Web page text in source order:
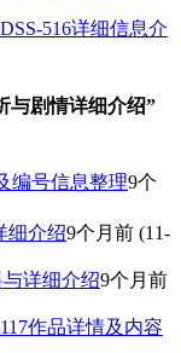
516详细信息介
与剧情详细介绍”
编号信息整理9个
细介绍9个月前 (11-
与详细介绍9个月前
作品详情及内容